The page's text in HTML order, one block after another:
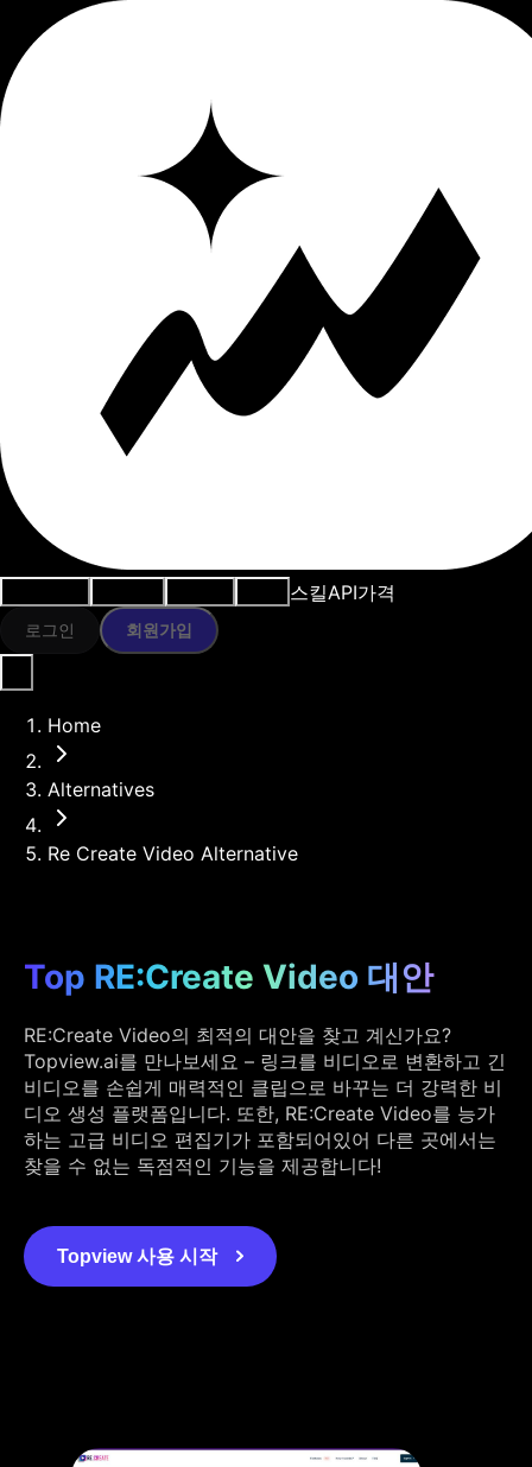
스킬API가격
로그인 회원가입
Home
Alternatives
Re Create Video Alternative
Top RE:Create Video 대안
RE:Create Video의 최적의 대안을 찾고 계신가요?
Topview.ai를 만나보세요 – 링크를 비디오로 변환하고 긴
비디오를 손쉽게 매력적인 클립으로 바꾸는 더 강력한 비
디오 생성 플랫폼입니다. 또한, RE:Create Video를 능가
하는 고급 비디오 편집기가 포함되어있어 다른 곳에서는
찾을 수 없는 독점적인 기능을 제공합니다!
Topview 사용 시작